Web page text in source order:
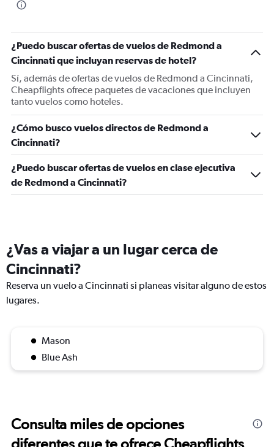
¿Puedo buscar ofertas de vuelos de Redmond a
Cincinnati que incluyan reservas de hotel?
Sí, además de ofertas de vuelos de Redmond a Cincinnati,
Cheapflights ofrece paquetes de vacaciones que incluyen
tanto vuelos como hoteles.
¿Cómo busco vuelos directos de Redmond a
Cincinnati?
¿Puedo buscar ofertas de vuelos en clase ejecutiva
de Redmond a Cincinnati?
¿Vas a viajar a un lugar cerca de
Cincinnati?
Reserva un vuelo a Cincinnati si planeas visitar alguno de estos
lugares.
Mason
Blue Ash
Consulta miles de opciones